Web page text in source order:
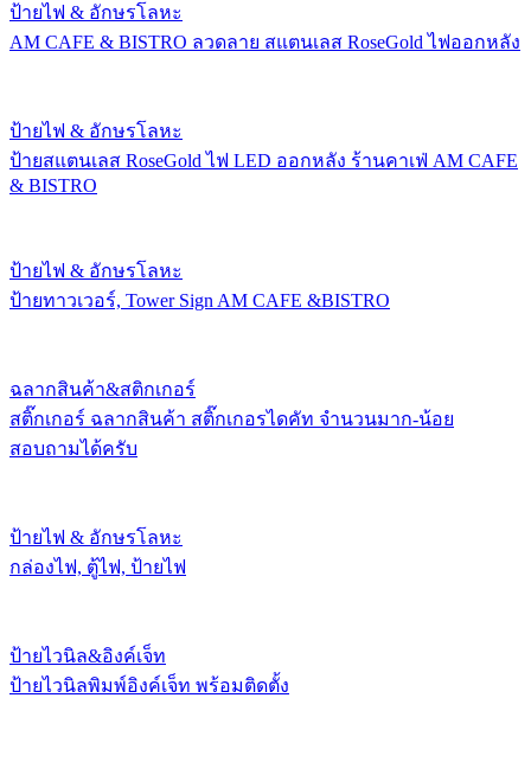
ป้ายไฟ & อักษรโลหะ
AM CAFE & BISTRO ลวดลาย สแตนเลส RoseGold ไฟออกหลัง
ป้ายไฟ & อักษรโลหะ
ป้ายสแตนเลส RoseGold ไฟ LED ออกหลัง ร้านคาเฟ่ AM CAFE
& BISTRO
ป้ายไฟ & อักษรโลหะ
ป้ายทาวเวอร์, Tower Sign AM CAFE &BISTRO
ฉลากสินค้า&สติกเกอร์
สติ๊กเกอร์ ฉลากสินค้า สติ๊กเกอรไดคัท จำนวนมาก-น้อย
สอบถามได้ครับ
ป้ายไฟ & อักษรโลหะ
กล่องไฟ, ตู้ไฟ, ป้ายไฟ
ป้ายไวนิล&อิงค์เจ็ท
ป้ายไวนิลพิมพ์อิงค์เจ็ท พร้อมติดตั้ง